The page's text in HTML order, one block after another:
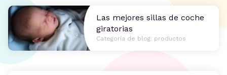
Las mejores sillas de coche
giratorias
Categoría de blog: productos